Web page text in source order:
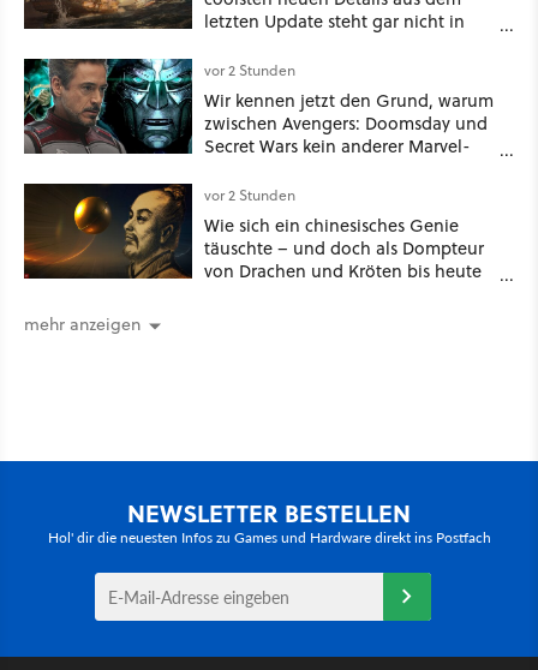
letzten Update steht gar nicht in
vor 2 Stunden
Wir kennen jetzt den Grund, warum
zwischen Avengers: Doomsday und
Secret Wars kein anderer Marvel-
vor 2 Stunden
Wie sich ein chinesisches Genie
täuschte – und doch als Dompteur
von Drachen und Kröten bis heute
mehr anzeigen
NEWSLETTER BESTELLEN
Hol' dir die neuesten Infos zu Games und Hardware direkt ins Postfach